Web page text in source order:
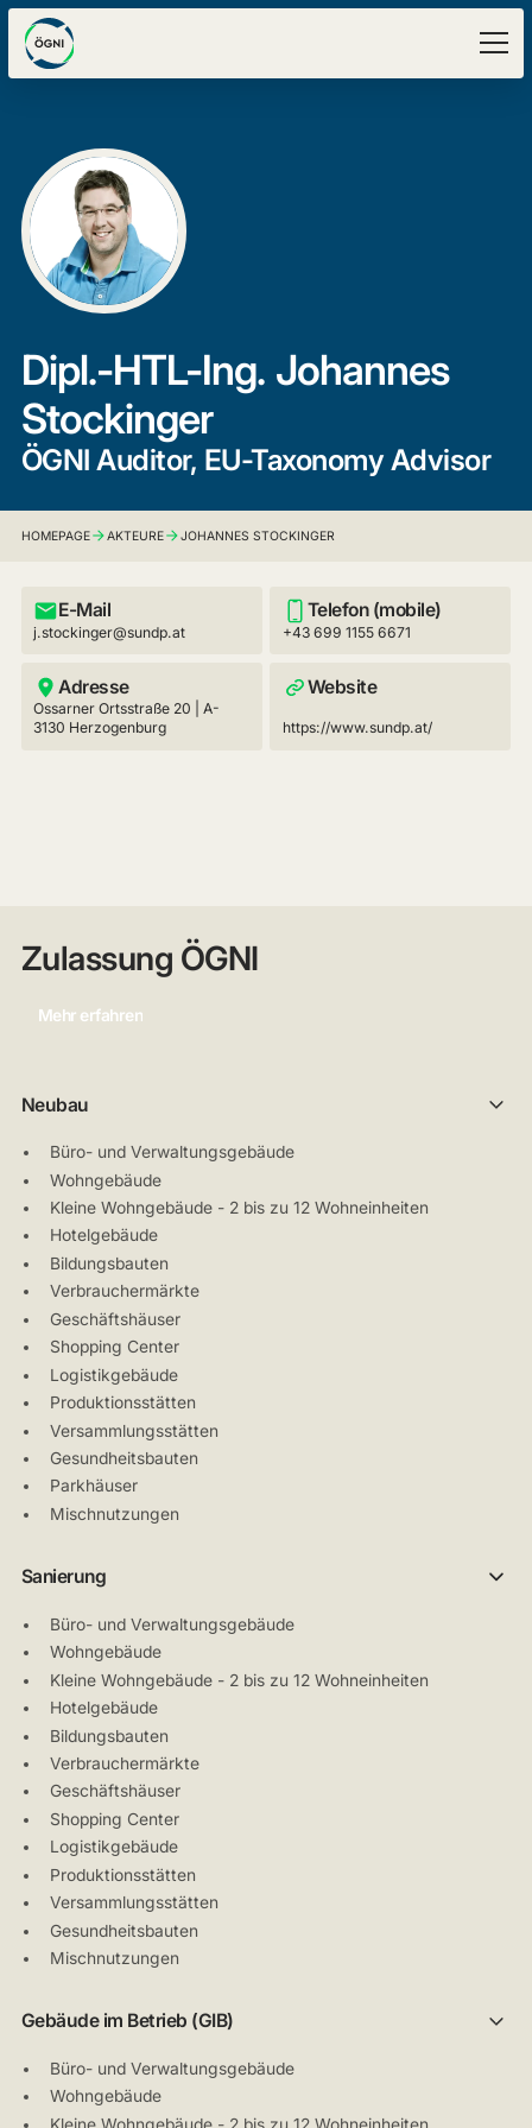
Dipl.-HTL-Ing. Johannes
Stockinger
ÖGNI Auditor, EU-Taxonomy Advisor
HOMEPAGE AKTEURE JOHANNES STOCKINGER
E-Mail
j.stockinger@sundp.at
Telefon (mobile)
+43 699 1155 6671
Adresse
Ossarner Ortsstraße 20 | A-
3130 Herzogenburg
Website
https://www.sundp.at/
Zulassung ÖGNI
Mehr erfahren
Neubau
Büro- und Verwaltungsgebäude
Wohngebäude
Kleine Wohngebäude - 2 bis zu 12 Wohneinheiten
Hotelgebäude
Bildungsbauten
Verbrauchermärkte
Geschäftshäuser
Shopping Center
Logistikgebäude
Produktionsstätten
Versammlungsstätten
Gesundheitsbauten
Parkhäuser
Mischnutzungen
Sanierung
Büro- und Verwaltungsgebäude
Wohngebäude
Kleine Wohngebäude - 2 bis zu 12 Wohneinheiten
Hotelgebäude
Bildungsbauten
Verbrauchermärkte
Geschäftshäuser
Shopping Center
Logistikgebäude
Produktionsstätten
Versammlungsstätten
Gesundheitsbauten
Mischnutzungen
Gebäude im Betrieb (GIB)
Büro- und Verwaltungsgebäude
Wohngebäude